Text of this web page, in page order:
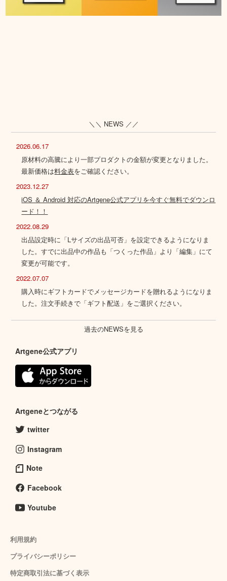
＼＼ NEWS ／／
2026.06.17
原材料の高騰により一部プロダクトの金額が変更となりました。
最新価格は料金表をご確認ください。
2023.12.27
iOS ＆ Android 対応のArtgene公式アプリを今すぐ無料でダウンロ
ード！！
2022.08.29
出品設定時に「Lサイズの出品可否」を設定できるようになりま
した。すでに出品中の作品も「つくった作品」より「編集」にて
変更が可能です。
2022.07.07
購入時にギフトカードでメッセージカードを贈れるようになりま
した。注文手続きで「ギフト配送」をご選択ください。
過去のNEWSを見る
Artgene公式アプリ
Artgeneとつながる
twitter
Instagram
Note
Facebook
Youtube
利用規約
プライバシーポリシー
特定商取引法に基づく表示